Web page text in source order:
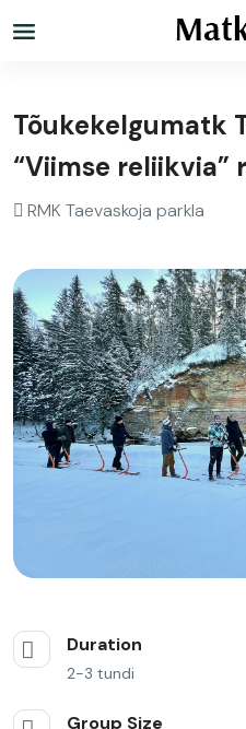
Tõukekelgumatk
“Viimse reliikvia”
RMK Taevaskoja parkla
Duration
2-3 tundi
Group Size